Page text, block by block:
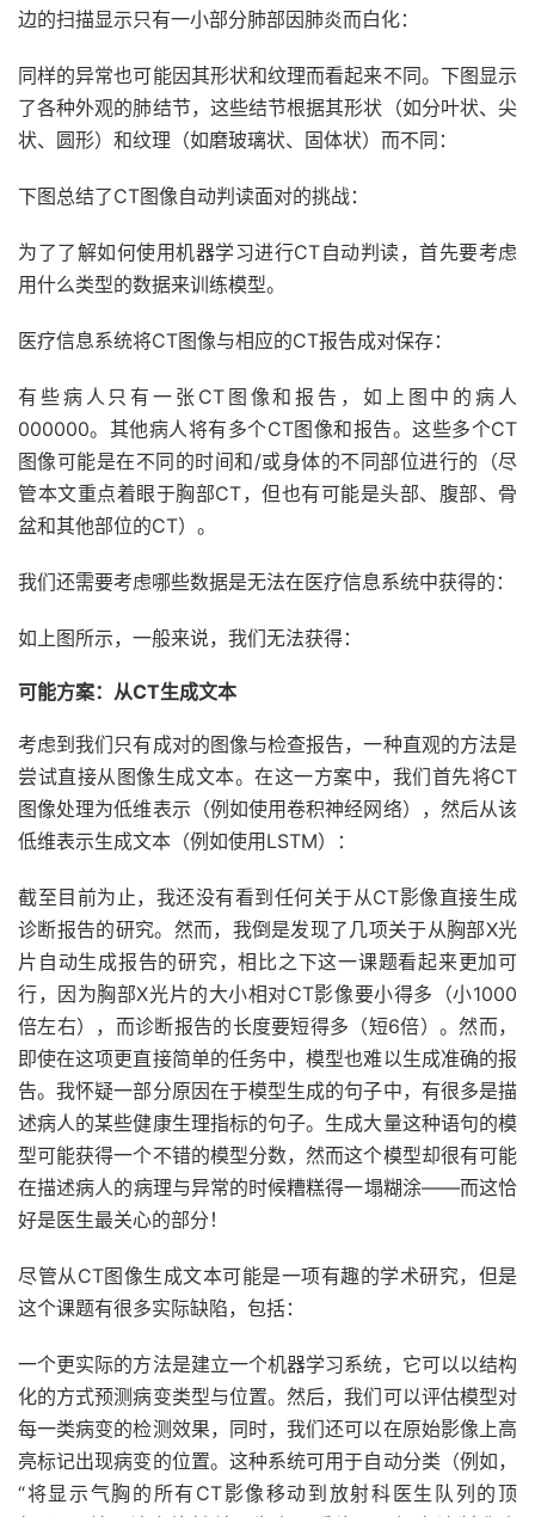
边的扫描显示只有一小部分肺部因肺炎而白化：
同样的异常也可能因其形状和纹理而看起来不同。下图显示
了各种外观的肺结节，这些结节根据其形状（如分叶状、尖
状、圆形）和纹理（如磨玻璃状、固体状）而不同：
下图总结了CT图像自动判读面对的挑战：
为了了解如何使用机器学习进行CT自动判读，首先要考虑
用什么类型的数据来训练模型。
医疗信息系统将CT图像与相应的CT报告成对保存：
有些病人只有一张CT图像和报告，如上图中的病人
000000。其他病人将有多个CT图像和报告。这些多个CT
图像可能是在不同的时间和/或身体的不同部位进行的（尽
管本文重点着眼于胸部CT，但也有可能是头部、腹部、骨
盆和其他部位的CT）。
我们还需要考虑哪些数据是无法在医疗信息系统中获得的：
如上图所示，一般来说，我们无法获得：
可能方案：从CT生成文本
考虑到我们只有成对的图像与检查报告，一种直观的方法是
尝试直接从图像生成文本。在这一方案中，我们首先将CT
图像处理为低维表示（例如使用卷积神经网络），然后从该
低维表示生成文本（例如使用LSTM）：
截至目前为止，我还没有看到任何关于从CT影像直接生成
诊断报告的研究。然而，我倒是发现了几项关于从胸部X光
片自动生成报告的研究，相比之下这一课题看起来更加可
行，因为胸部X光片的大小相对CT影像要小得多（小1000
倍左右），而诊断报告的长度要短得多（短6倍）。然而，
即使在这项更直接简单的任务中，模型也难以生成准确的报
告。我怀疑一部分原因在于模型生成的句子中，有很多是描
述病人的某些健康生理指标的句子。生成大量这种语句的模
型可能获得一个不错的模型分数，然而这个模型却很有可能
在描述病人的病理与异常的时候糟糕得一塌糊涂——而这恰
好是医生最关心的部分！
尽管从CT图像生成文本可能是一项有趣的学术研究，但是
这个课题有很多实际缺陷，包括：
一个更实际的方法是建立一个机器学习系统，它可以以结构
化的方式预测病变类型与位置。然后，我们可以评估模型对
每一类病变的检测效果，同时，我们还可以在原始影像上高
亮标记出现病变的位置。这种系统可用于自动分类（例如，
“将显示气胸的所有CT影像移动到放射科医生队列的顶